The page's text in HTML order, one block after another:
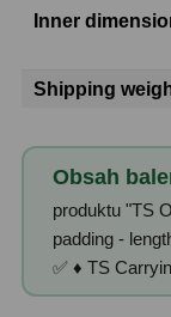
Kolimátory22
Svietidlá
Púzdra a kufre
10
Montáže
Inner
Shipping
Obsah
produktu "TS
padding -
✅ ♦ TS